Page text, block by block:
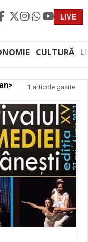
LIVE
CULTURĂ
1 articole gasite